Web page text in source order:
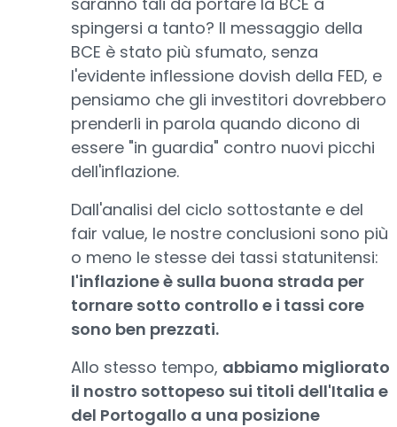
spingersi a tanto? Il messaggio della
BCE è stato più sfumato, senza
l'evidente inflessione dovish della FED, e
pensiamo che gli investitori dovrebbero
prenderli in parola quando dicono di
essere "in guardia" contro nuovi picchi
dell'inflazione.
Dall'analisi del ciclo sottostante e del
fair value, le nostre conclusioni sono più
o meno le stesse dei tassi statunitensi:
l'inflazione è sulla buona strada per
tornare sotto controllo e i tassi core
sono ben prezzati.
Allo stesso tempo, abbiamo migliorato
il nostro sottopeso sui titoli dell'Italia e
del Portogallo a una posizione